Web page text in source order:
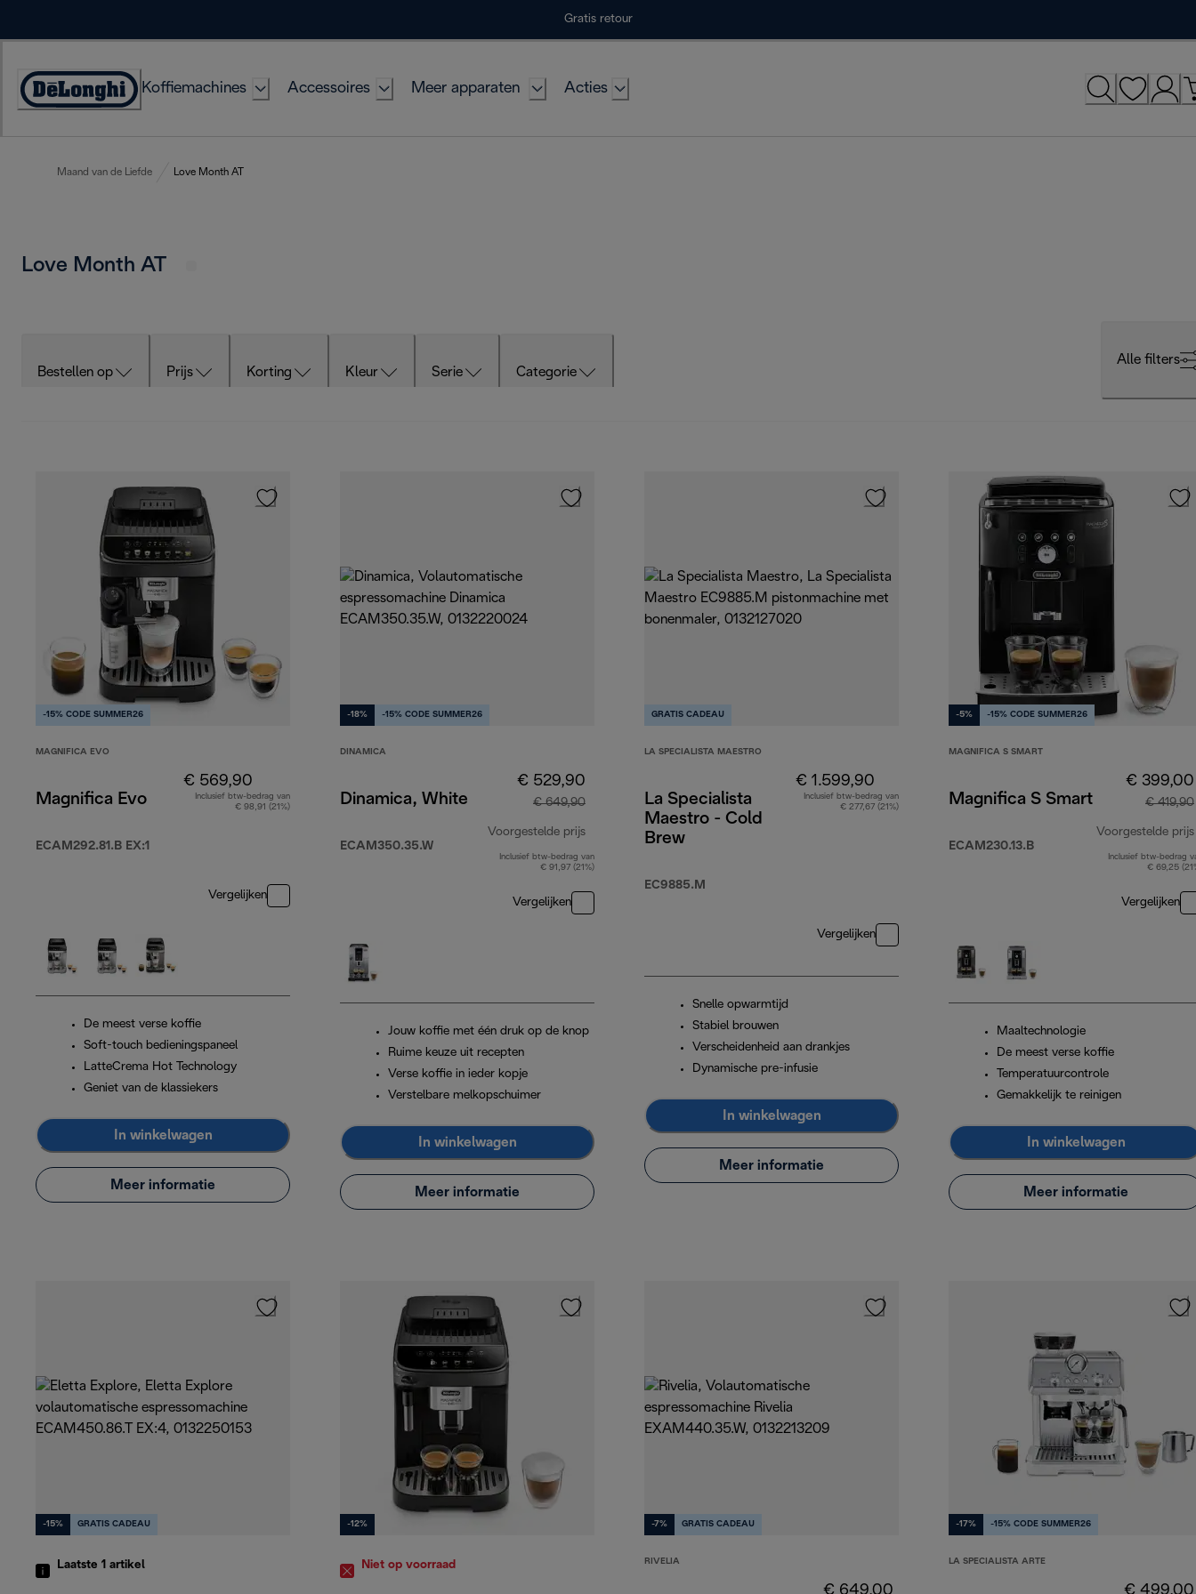
Gratis retour
Accessibility
Koffiemachines Accessoires Meer apparaten Acties
Maand van de Liefde Love Month AT
Love Month AT
Bestellen op Prijs Korting Kleur Serie Categorie
Alle filters
-15% CODE SUMMER26
MAGNIFICA EVO
Magnifica Evo
ECAM292.81.B EX:1
€ 569,90
Inclusief btw-bedrag van
€ 98,91 (21%)
Vergelijken
De meest verse koffie
Soft-touch bedieningspaneel
LatteCrema Hot Technology
Geniet van de klassiekers
In winkelwagen
Meer informatie
-18% -15% CODE SUMMER26
DINAMICA
Dinamica, White
ECAM350.35.W
€ 529,90
€ 649,90
Voorgestelde prijs
originele prijs € 649,90
Inclusief btw-bedrag van
€ 91,97 (21%)
Vergelijken
Jouw koffie met één druk op de knop
Ruime keuze uit recepten
Verse koffie in ieder kopje
Verstelbare melkopschuimer
In winkelwagen
Meer informatie
GRATIS CADEAU
LA SPECIALISTA MAESTRO
La Specialista
Maestro - Cold
Brew
EC9885.M
€ 1.599,90
Inclusief btw-bedrag van
€ 277,67 (21%)
Vergelijken
Snelle opwarmtijd
Stabiel brouwen
Verscheidenheid aan drankjes
Dynamische pre-infusie
In winkelwagen
Meer informatie
-5% -15% CODE SUMMER26
MAGNIFICA S SMART
Magnifica S Smart
ECAM230.13.B
€ 399,00
€ 419,90
Voorgestelde prijs
Inclusief btw-bedrag
€ 69,25
Vergelijken
Maaltechnologie
De meest verse koffie
Temperatuurcontrole
Gemakkelijk te reinigen
In winkelwagen
Meer informatie
-15% GRATIS CADEAU
Laatste 1 artikel
-12%
Niet op voorraad
-7% GRATIS CADEAU
RIVELIA
-17% -15% CODE SUMMER26
LA SPECIALISTA ARTE